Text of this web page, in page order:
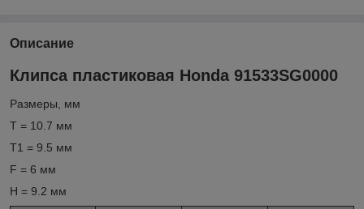
Описание
Клипса пластиковая Honda 91533SG0000
Размеры, мм
T = 10.7 мм
T1 = 9.5 мм
F = 6 мм
H = 9.2 мм